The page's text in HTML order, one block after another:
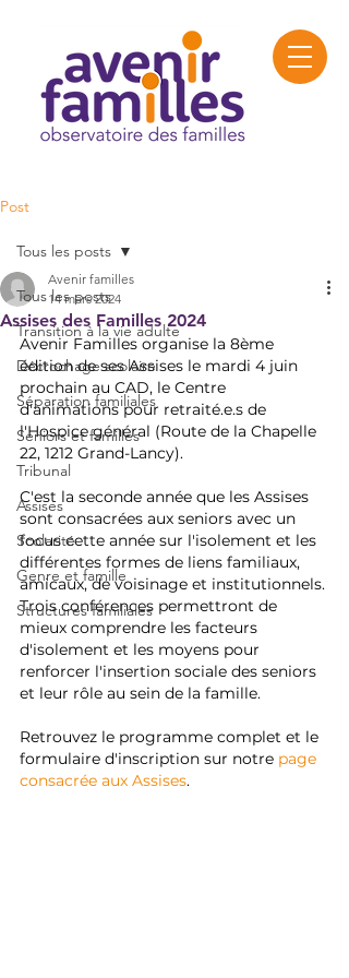
Post
Tous les posts
Transition à la vie adulte
Décrochage scolaire
Séparation familiales
Seniors et familles
Tribunal
Assises
Scolarité
Genre et famille
Structures familiales
Tous les posts
Assises des Familles 2024
Avenir familles
14 mars 2024
Avenir Familles organise la 8ème
édition de ses Assises le mardi 4 juin
prochain au CAD, le Centre
d'animations pour retraité.e.s de
l'Hospice général (Route de la Chapelle
22, 1212 Grand-Lancy).
C'est la seconde année que les Assises
sont consacrées aux seniors avec un
focus cette année sur l'isolement et les
différentes formes de liens familiaux,
amicaux, de voisinage et institutionnels.
Trois conférences permettront de
mieux comprendre les facteurs
d'isolement et les moyens pour
renforcer l'insertion sociale des seniors
et leur rôle au sein de la famille.
Retrouvez le programme complet et le
formulaire d'inscription sur notre page
consacrée aux Assises.